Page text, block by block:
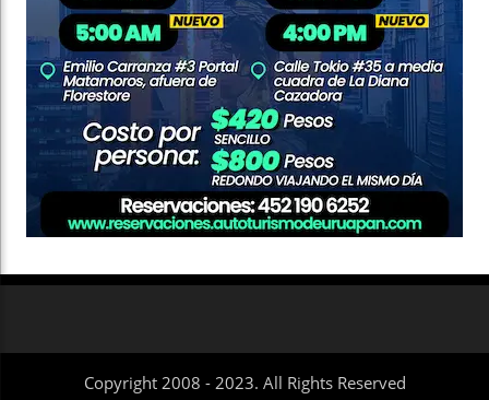
Copyright 2008 - 2023. All Rights Reserved